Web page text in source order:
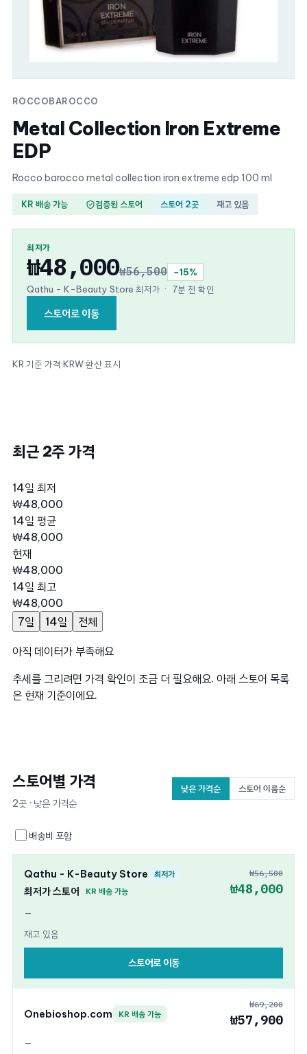
ROCCOBAROCCO
Metal Collection Iron Extreme
EDP
Rocco barocco metal collection iron extreme edp 100 ml
KR 배송 가능 검증된 스토어 스토어 2곳 재고 있음
최저가
₩48,000₩56,500
−15%
Qathu - K-Beauty Store 최저가 · 7분 전 확인
스토어로 이동
KR 기준 가격·KRW 환산 표시
최근 2주 가격
14일 최저
₩48,000
14일 평균
₩48,000
현재
₩48,000
14일 최고
₩48,000
7일
14일 전체
아직 데이터가 부족해요
추세를 그리려면 가격 확인이 조금 더 필요해요. 아래 스토어 목록
은 현재 기준이에요.
스토어별 가격
2곳 · 낮은 가격순
낮은 가격순 스토어 이름순
배송비 포함
Qathu - K-Beauty Store 최저가
최저가 스토어 KR 배송 가능
—
재고 있음
₩56,500
₩48,000
스토어로 이동
Onebioshop.com KR 배송 가능
—
₩69,200
₩57,900